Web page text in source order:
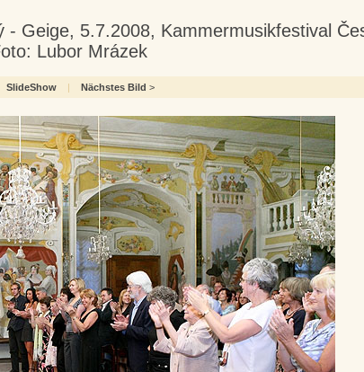
Geige, 5.7.2008, Kammermusikfestival
Lubor Mrázek
SlideShow | Nächstes Bild >